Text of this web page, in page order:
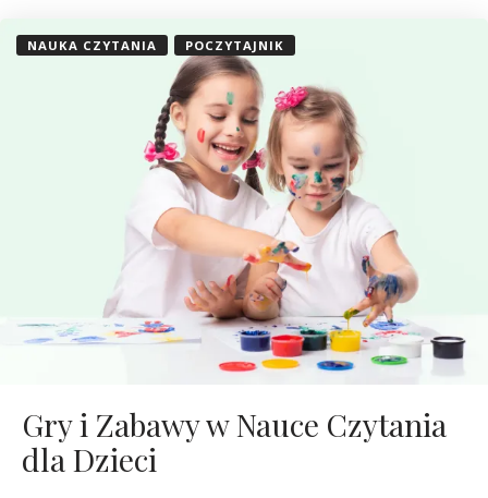
NAUKA CZYTANIA POCZYTAJNIK
Gry i Zabawy w Nauce Czytania
dla Dzieci